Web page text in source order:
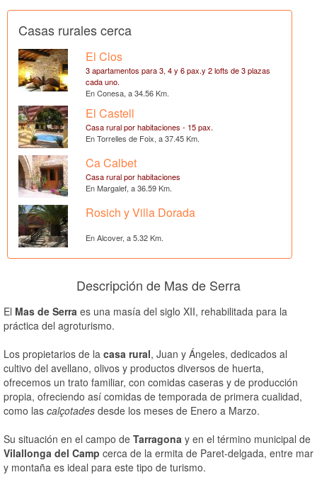
Casas rurales cerca
El Clos
3 apartamentos para 3, 4 y 6 pax.y 2 lofts de 3 plazas
cada uno.
En Conesa, a 34.56 Km.
El Castell
Casa rural por habitaciones - 15 pax.
En Torrelles de Foix, a 37.45 Km.
Ca Calbet
Casa rural por habitaciones
En Margalef, a 36.59 Km.
Rosich y Villa Dorada
En Alcover, a 5.32 Km.
Descripción de Mas de Serra
El Mas de Serra es una masía del siglo XII, rehabilitada para la
práctica del agroturismo.
Los propietarios de la casa rural, Juan y Ángeles, dedicados al
cultivo del avellano, olivos y productos diversos de huerta,
ofrecemos un trato familiar, con comidas caseras y de producción
propia, ofreciendo así comidas de temporada de primera cualidad,
como las calçotades desde los meses de Enero a Marzo.
Su situación en el campo de Tarragona y en el término municipal de
Vilallonga del Camp cerca de la ermita de Paret-delgada, entre mar
y montaña es ideal para este tipo de turismo.